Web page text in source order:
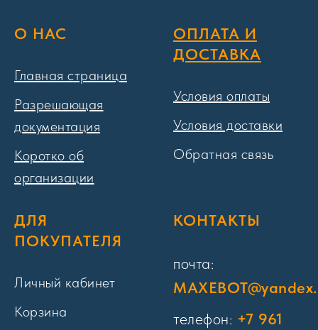
О НАС
Главная страница
Разрешающая
документация
Коротко об
организации
ОПЛАТА И
ДОСТАВКА
Условия оплаты
Условия доставки
Обратная связь
ДЛЯ
ПОКУПАТЕЛЯ
Личный кабинет
Корзина
КОНТАКТЫ
почта:
телефон: +7 961